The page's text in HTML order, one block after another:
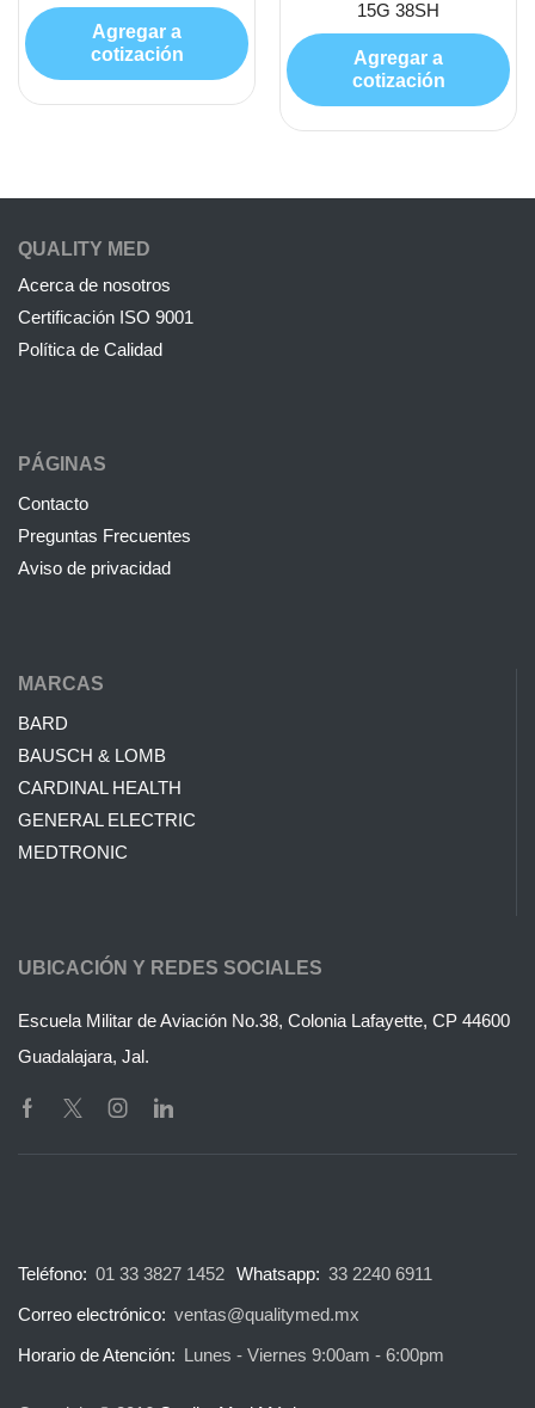
Agregar a
cotización
15G 38SH
Agregar a
cotización
QUALITY MED
Acerca de nosotros
Certificación ISO 9001
Política de Calidad
PÁGINAS
Contacto
Preguntas Frecuentes
Aviso de privacidad
MARCAS
BARD
BAUSCH & LOMB
CARDINAL HEALTH
GENERAL ELECTRIC
MEDTRONIC
UBICACIÓN Y REDES SOCIALES
Escuela Militar de Aviación No.38, Colonia Lafayette, CP 44600
Guadalajara, Jal.
Teléfono: 01 33 3827 1452 Whatsapp: 33 2240 6911
Correo electrónico: ventas@qualitymed.mx
Horario de Atención: Lunes - Viernes 9:00am - 6:00pm